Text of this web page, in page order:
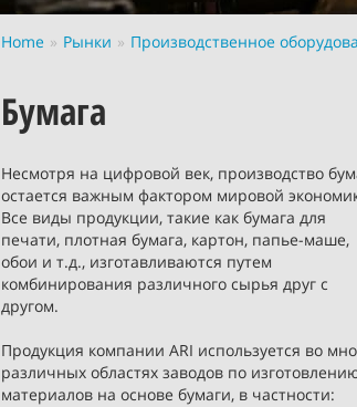
Home Рынки Производственное
Бумага
Несмотря на цифровой век, производство
остается важным фактором мировой
Все виды продукции, такие как бумага для
печати, плотная бумага, картон, папье-маше,
обои и т.д., изготавливаются путем
комбинирования различного сырья друг с
другом.
Продукция компании ARI используется во
различных областях заводов по
материалов на основе бумаги, в частности: